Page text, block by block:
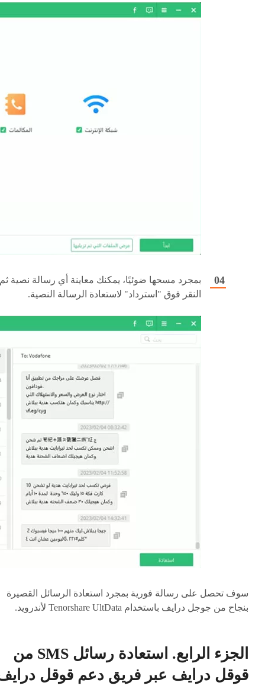
بمجرد مسحها ضوئيًا، يمكنك معاينة أي رسالة نصية ثم
النقر فوق "استرداد" لاستعادة الرسالة النصية.
سوف تحصل على رسالة فورية بمجرد استعادة الرسائل القصيرة
بنجاح من جوجل درايف باستخدام Tenorshare UltData لأندرويد.
الجزء الرابع. استعادة رسائل SMS من
قوقل درايف عبر فريق دعم قوقل